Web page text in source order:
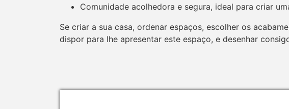
Comunidade acolhedora e segura, ideal para criar
Se criar a sua casa, ordenar espaços, escolher os
dispor para lhe apresentar este espaço, e desenhar